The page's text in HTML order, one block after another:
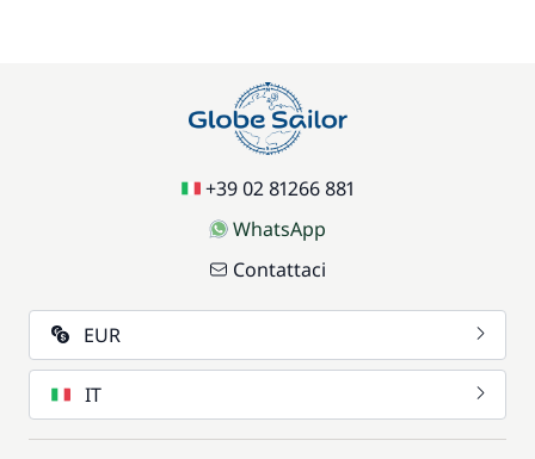
+39 02 81266 881
WhatsApp
Contattaci
EUR
IT